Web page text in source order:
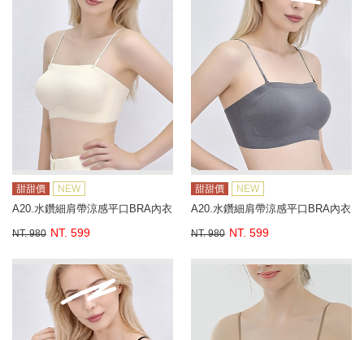
甜甜價 NEW
A20.水鑽細肩帶涼感平口BRA內衣
NT. 980 NT. 599
甜甜價 NEW
A20.水鑽細肩帶涼感平口BRA內衣
NT. 980 NT. 599